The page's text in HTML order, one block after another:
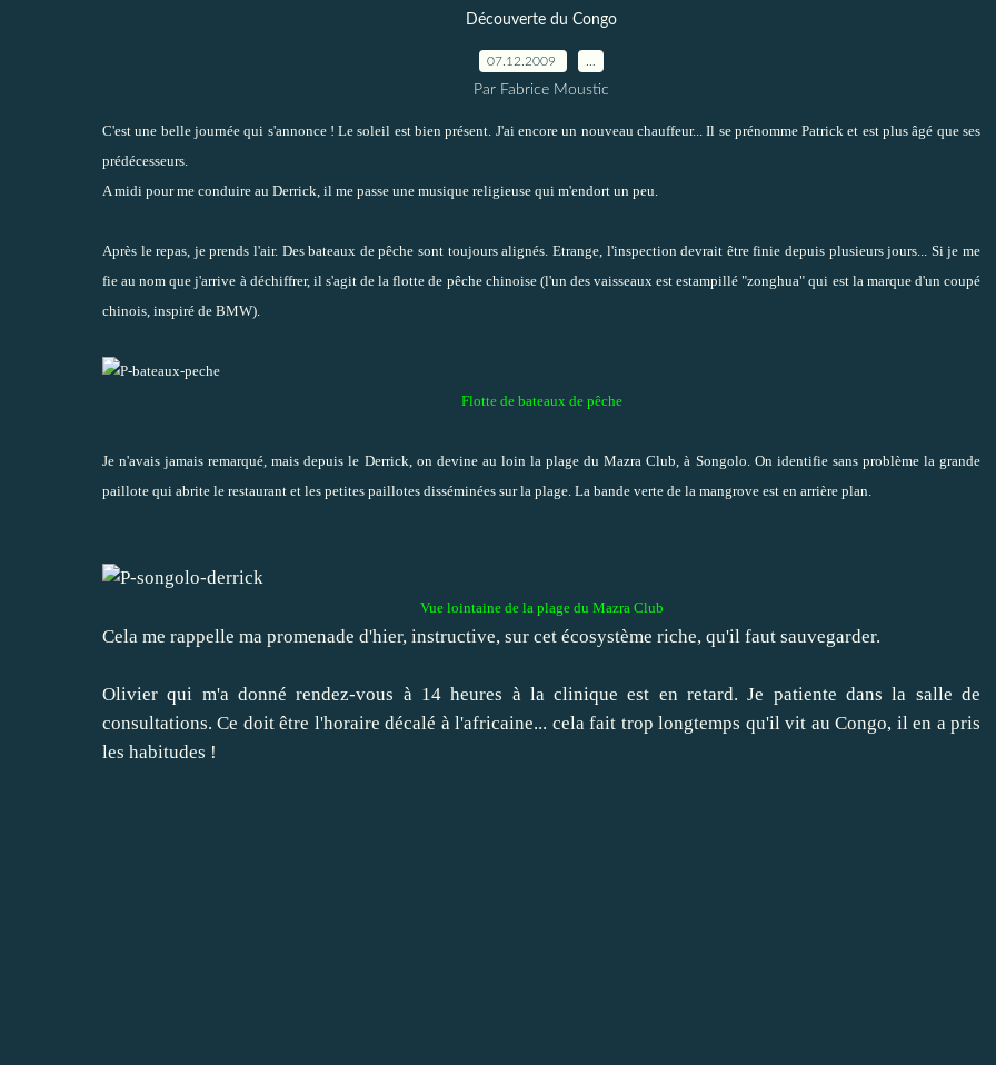
Découverte du Congo
07.12.2009
Par Fabrice Moustic
C'est une belle journée qui s'annonce ! Le soleil est bien présent. J'ai encore un nouveau chauffeur... Il se prénomme Patrick et est plus âgé que ses
prédécesseurs.
A midi pour me conduire au Derrick, il me passe une musique religieuse qui m'endort un peu.
Après le repas, je prends l'air. Des bateaux de pêche sont toujours alignés. Etrange, l'inspection devrait être finie depuis plusieurs jours... Si je me
fie au nom que j'arrive à déchiffrer, il s'agit de la flotte de pêche chinoise (l'un des vaisseaux est estampillé "zonghua" qui est la marque d'un coupé
chinois, inspiré de BMW).
Flotte de bateaux de pêche
Je n'avais jamais remarqué, mais depuis le Derrick, on devine au loin la plage du Mazra Club, à Songolo. On identifie sans problème la grande
paillote qui abrite le restaurant et les petites paillotes disséminées sur la plage. La bande verte de la mangrove est en arrière plan.
Vue lointaine de la plage du Mazra Club
Cela me rappelle ma promenade d'hier, instructive, sur cet écosystème riche, qu'il faut sauvegarder.
Olivier qui m'a donné rendez-vous à 14 heures à la clinique est en retard. Je patiente dans la salle de
consultations. Ce doit être l'horaire décalé à l'africaine... cela fait trop longtemps qu'il vit au Congo, il en a pris
les habitudes !